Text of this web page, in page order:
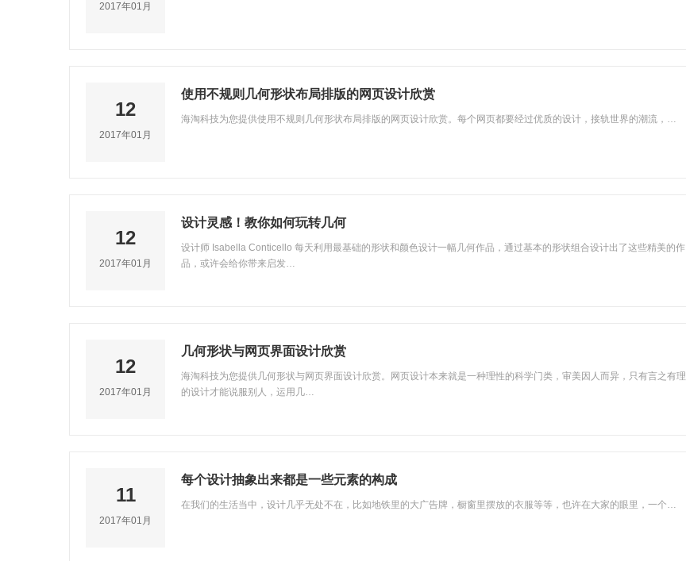
2017年01月
12
2017年01月
使用不规则几何形状布局排版的网页设计欣赏
海淘科技为您提供使用不规则几何形状布局排版的网页设计欣赏。每个网页都要经过优质的设计，接轨世界的潮流，…
12
2017年01月
设计灵感！教你如何玩转几何
设计师 Isabella Conticello 每天利用最基础的形状和颜色设计一幅几何作品，通过基本的形状组合设计出了这些精美的作
品，或许会给你带来启发…
12
2017年01月
几何形状与网页界面设计欣赏
海淘科技为您提供几何形状与网页界面设计欣赏。网页设计本来就是一种理性的科学门类，审美因人而异，只有言之有理
的设计才能说服别人，运用几…
11
2017年01月
每个设计抽象出来都是一些元素的构成
在我们的生活当中，设计几乎无处不在，比如地铁里的大广告牌，橱窗里摆放的衣服等等，也许在大家的眼里，一个…